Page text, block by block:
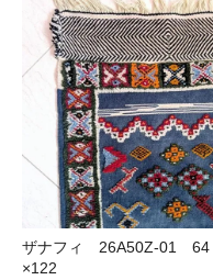
ザナフィ 26A50Z-01 64
×122